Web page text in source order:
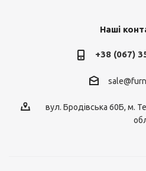
Наші
+38 (067)
вул. Бродівська 60Б, м.